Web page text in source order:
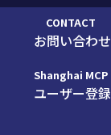
CONTACT
お問い合わせ
Shanghai MCP
ユーザー登録